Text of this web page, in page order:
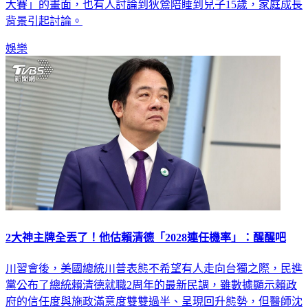
大賽」的畫面，也有人討論到狄鶯陪睡到兒子15歲，家庭成長
背景引起討論。
娛樂
2大神主牌全丟了！他估賴清德「2028連任機率」：醒醒吧
川習會後，美國總統川普表態不希望有人走向台獨之際，民進
黨公布了總統賴清德就職2周年的最新民調，雖數據顯示賴政
府的信任度與施政滿意度雙雙過半、呈現回升態勢，但醫師沈